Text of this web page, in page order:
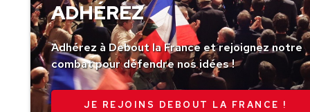
ADHÉREZ
Adhérez à Debout la France et rejoignez notre
combat pour défendre nos idées !
JE REJOINS DEBOUT LA FRANCE !